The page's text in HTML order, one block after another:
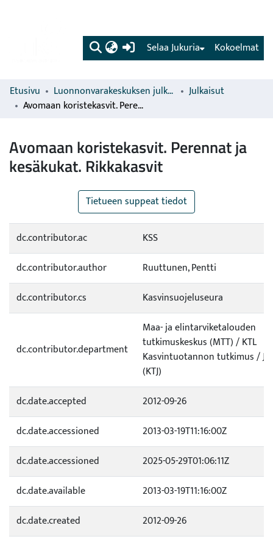
(current) Kokoelmat
Selaa Jukuria
Etusivu Luonnonvarakeskuksen julkaisut
Julkaisut
Avomaan koristekasvit. Perennat ja kesäkukat. Rikkakasvit
Avomaan koristekasvit. Perennat ja
kesäkukat. Rikkakasvit
Tietueen suppeat tiedot
dc.contributor.ac
KSS
dc.contributor.author
Ruuttunen, Pentti
dc.contributor.cs
Kasvinsuojeluseura
dc.contributor.department
Maa- ja elintarviketalouden
tutkimuskeskus (MTT) / KTL
Kasvintuotannon tutkimus /
(KTJ)
dc.date.accepted
2012-09-26
dc.date.accessioned
2013-03-19T11:16:00Z
dc.date.accessioned
2025-05-29T01:06:11Z
dc.date.available
2013-03-19T11:16:00Z
dc.date.created
2012-09-26